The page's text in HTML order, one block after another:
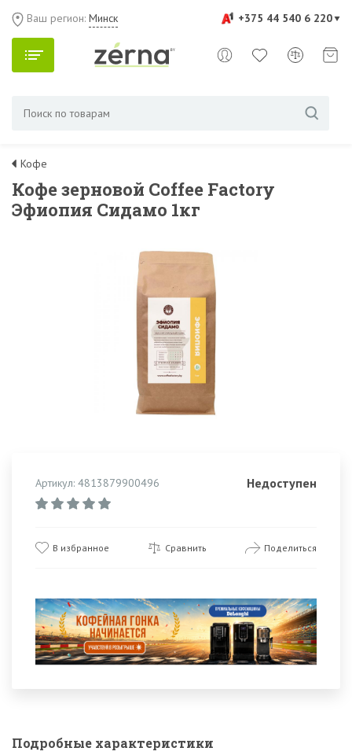
+375 44 540 6 220
Ваш регион: Минск
Кофе
Кофе зерновой Coffee Factory
Эфиопия Сидамо 1кг
Артикул: 4813879900496 Недоступен
В избранное Сравнить Поделиться
Подробные характеристики